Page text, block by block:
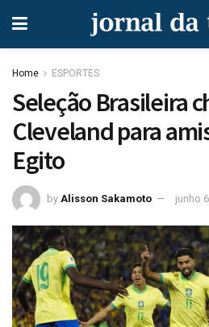
Home ESPORTES
Seleção Brasileira
Cleveland para
Egito
by Alisson Sakamoto junho